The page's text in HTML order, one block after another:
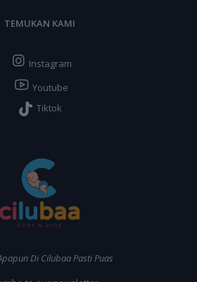
TEMUKAN KAMI
Instagram
Youtube
Tiktok
Di Cilubaa Pasti Puas